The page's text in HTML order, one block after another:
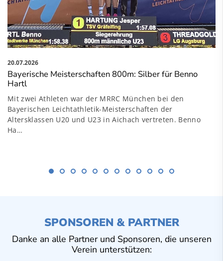
20.07.2026
Bayerische Meisterschaften 800m: Silber für Benno
Hartl
Mit zwei Athleten war der MRRC München bei den
Bayerischen Leichtathletik-Meisterschaften der
Altersklassen U20 und U23 in Aichach vertreten. Benno
Ha…
SPONSOREN & PARTNER
Danke an alle Partner und Sponsoren, die unseren
Verein unterstützen: